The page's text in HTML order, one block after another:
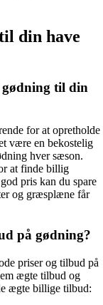
din have
til din
for at opretholde
være en bekostelig
hver sæson.
at finde billig
pris kan du spare
og græsplæne får
på gødning?
priser og tilbud på
ægte tilbud og
ægte billige tilbud: